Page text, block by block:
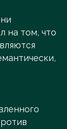
на том, что